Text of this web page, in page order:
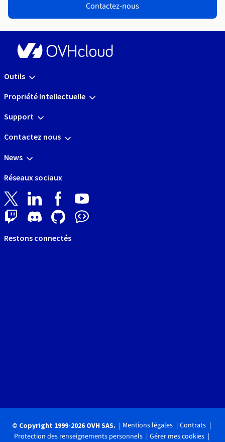
Contactez-nous
Outils
Propriété Intellectuelle
Support
Contactez nous
News
Réseaux sociaux
Restons connectés
© Copyright 1999-2026 OVH SAS. Mentions légales
Contrats
Protection des renseignements personnels
Gérer mes cookies